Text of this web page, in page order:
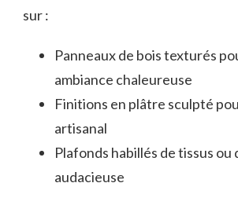
sur :
Panneaux de bois texturés
ambiance chaleureuse
Finitions en plâtre sculpté
artisanal
Plafonds habillés de tissus ou
audacieuse